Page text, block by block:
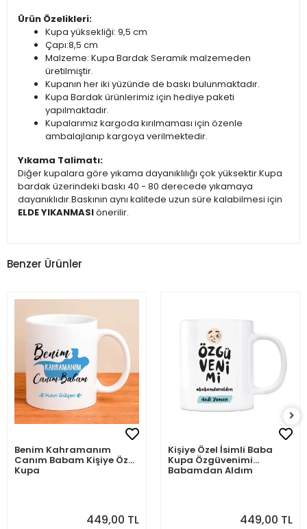
Ürün Özelikleri:
Kupa yüksekliği: 9,5 cm
Çapı:8,5 cm
Malzeme: Kupa Bardak Seramik malzemeden
üretilmiştir.
Kupanın her iki yüzünde de baskı bulunmaktadır.
Kupa Bardak ürünlerimiz için hediye paketi
yapılmaktadır.
Kupalarımız kargoda kırılmaması için özenle
ambalajlanıp kargoya verilmektedir.
Yıkama Talimatı:
Diğer kupalara göre yıkama dayanıklılığı çok yüksektir.Kupa
bardak üzerindeki baskı 40 - 80 derecede yıkamaya
dayanıklıdır.Baskının aynı kalitede uzun süre kalabilmesi için
ELDE YIKANMASIönerilir.
Benzer Ürünler
Benim Kahramanım
Canım Babam Kişiye Özel
Kupa
449,00 TL
Kişiye Özel İsimli Baba
Kupa Özgüvenimi
Babamdan Aldım
449,00 TL